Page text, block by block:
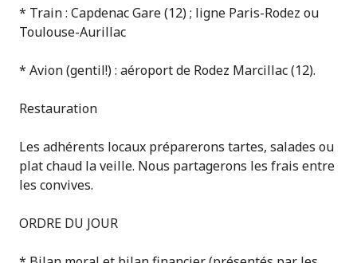
* Train : Capdenac Gare (12) ; ligne Paris-Rodez ou
Toulouse-Aurillac
* Avion (gentil!) : aéroport de Rodez Marcillac (12).
Restauration
Les adhérents locaux préparerons tartes, salades ou
plat chaud la veille. Nous partagerons les frais entre
les convives.
ORDRE DU JOUR